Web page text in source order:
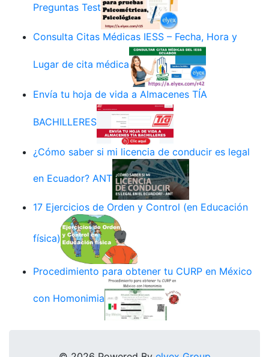
Preguntas Test
Consulta Citas Médicas IESS – Fecha, Hora y
Lugar de cita médica
Envía tu hoja de vida a Almacenes TÍA
BACHILLERES
¿Cómo saber si mi licencia de conducir es legal
en Ecuador? ANT
17 Ejercicios de Orden y Control (en Educación
física)
Procedimiento para obtener tu CURP en México
con Homonimia